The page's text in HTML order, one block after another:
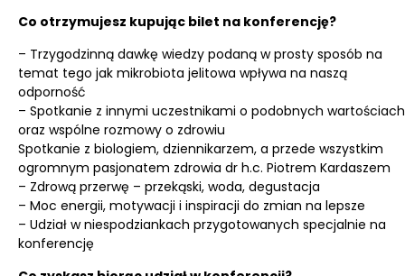
Co otrzymujesz kupując bilet na konferencję?
– Trzygodzinną dawkę wiedzy podaną w prosty sposób na
temat tego jak mikrobiota jelitowa wpływa na naszą
odporność
– Spotkanie z innymi uczestnikami o podobnych wartościach
oraz wspólne rozmowy o zdrowiu
Spotkanie z biologiem, dziennikarzem, a przede wszystkim
ogromnym pasjonatem zdrowia dr h.c. Piotrem Kardaszem
– Zdrową przerwę – przekąski, woda, degustacja
– Moc energii, motywacji i inspiracji do zmian na lepsze
– Udział w niespodziankach przygotowanych specjalnie na
konferencję